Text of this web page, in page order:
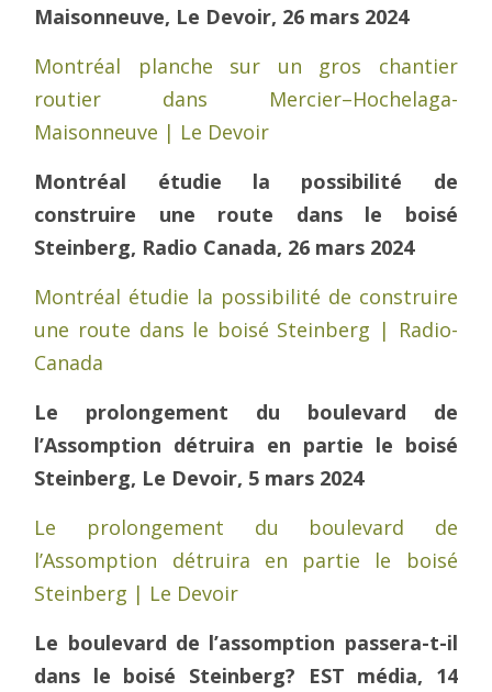
Maisonneuve, Le Devoir, 26 mars 2024
Montréal planche sur un gros chantier
routier dans Mercier–Hochelaga-
Maisonneuve | Le Devoir
Montréal étudie la possibilité de
construire une route dans le boisé
Steinberg, Radio Canada, 26 mars 2024
Montréal étudie la possibilité de construire
une route dans le boisé Steinberg | Radio-
Canada
Le prolongement du boulevard de
l’Assomption détruira en partie le boisé
Steinberg, Le Devoir, 5 mars 2024
Le prolongement du boulevard de
l’Assomption détruira en partie le boisé
Steinberg | Le Devoir
Le boulevard de l’assomption passera-t-il
dans le boisé Steinberg? EST média, 14